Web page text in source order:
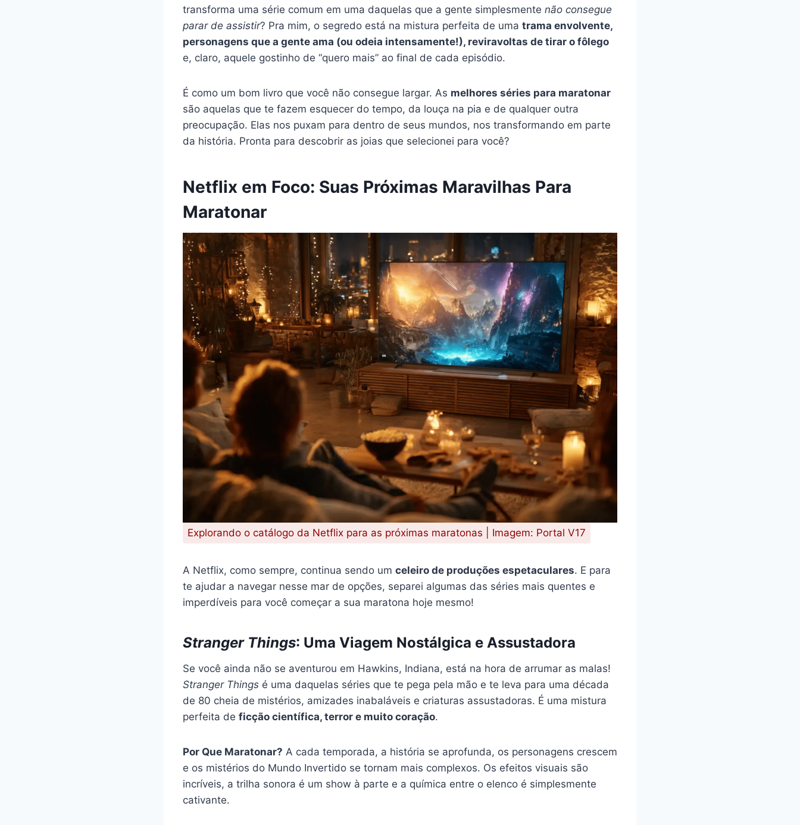
transforma uma série comum em uma daquelas que a gente simplesmente não consegue
parar de assistir? Pra mim, o segredo está na mistura perfeita de uma trama envolvente,
personagens que a gente ama (ou odeia intensamente!), reviravoltas de tirar o fôlego
e, claro, aquele gostinho de “quero mais” ao final de cada episódio.
É como um bom livro que você não consegue largar. As melhores séries para maratonar
são aquelas que te fazem esquecer do tempo, da louça na pia e de qualquer outra
preocupação. Elas nos puxam para dentro de seus mundos, nos transformando em parte
da história. Pronta para descobrir as joias que selecionei para você?
Netflix em Foco: Suas Próximas Maravilhas Para
Maratonar
Explorando o catálogo da Netflix para as próximas maratonas | Imagem: Portal V17
A Netflix, como sempre, continua sendo um celeiro de produções espetaculares. E para
te ajudar a navegar nesse mar de opções, separei algumas das séries mais quentes e
imperdíveis para você começar a sua maratona hoje mesmo!
Stranger Things: Uma Viagem Nostálgica e Assustadora
Se você ainda não se aventurou em Hawkins, Indiana, está na hora de arrumar as malas!
Stranger Things é uma daquelas séries que te pega pela mão e te leva para uma década
de 80 cheia de mistérios, amizades inabaláveis e criaturas assustadoras. É uma mistura
perfeita de ficção científica, terror e muito coração.
Por Que Maratonar? A cada temporada, a história se aprofunda, os personagens crescem
e os mistérios do Mundo Invertido se tornam mais complexos. Os efeitos visuais são
incríveis, a trilha sonora é um show à parte e a química entre o elenco é simplesmente
cativante.